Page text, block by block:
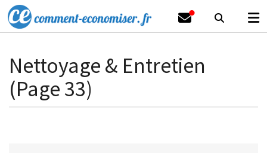
Nettoyage & Entretien
(Page 33)